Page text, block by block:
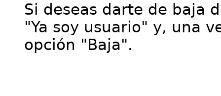
Si deseas darte de baja
"Ya soy usuario" y, una
opción "Baja".